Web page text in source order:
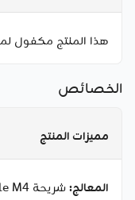
هذا المنتج مكفول
الخصائص
مميزات المنتج
المعالج: